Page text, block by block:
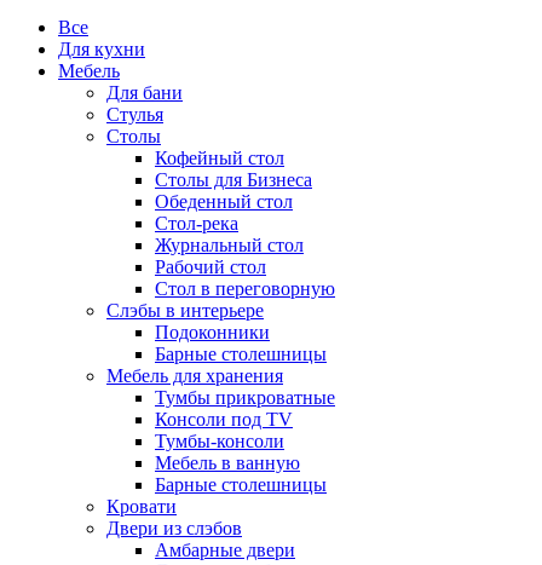
Все
Для кухни
Мебель
Для бани
Стулья
Столы
Кофейный стол
Столы для Бизнеса
Обеденный стол
Стол-река
Журнальный стол
Рабочий стол
Стол в переговорную
Слэбы в интерьере
Подоконники
Барные столешницы
Мебель для хранения
Тумбы прикроватные
Консоли под TV
Тумбы-консоли
Мебель в ванную
Барные столешницы
Кровати
Двери из слэбов
Амбарные двери